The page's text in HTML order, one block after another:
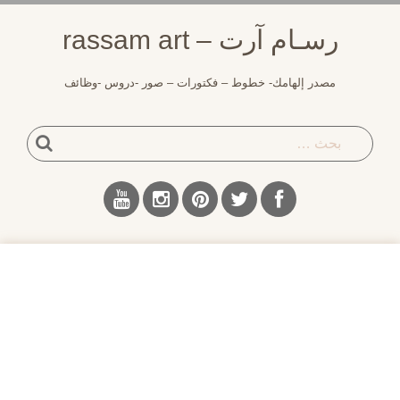
رسـام آرت – rassam art
مصدر إلهامك- خطوط – فكتورات – صور -دروس -وظائف